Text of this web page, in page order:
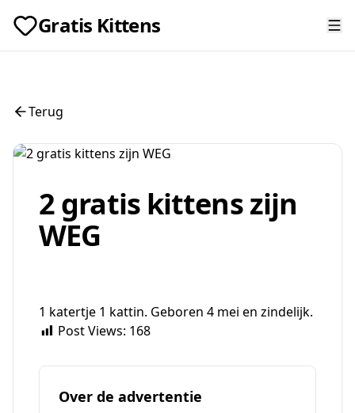
Gratis Kittens
Terug
2 gratis kittens zijn
WEG
1 katertje 1 kattin. Geboren 4 mei en zindelijk.
Post Views: 168
Over de advertentie